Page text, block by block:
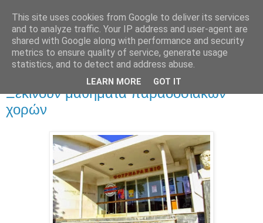
Σάββατο 24 Σεπτεμβρίου 2016
Ξεκινούν μαθήματα παραδοσιακών
χορών
This site uses cookies from Google to deliver its services
and to analyze traffic. Your IP address and user-agent are
shared with Google along with performance and security
metrics to ensure quality of service, generate usage
statistics, and to detect and address abuse.
LEARN MORE GOT IT